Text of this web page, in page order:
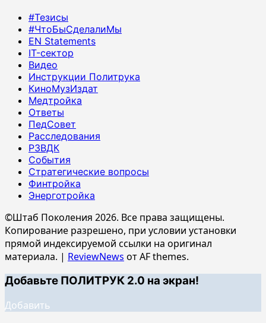
#Тезисы
#ЧтоБыСделалиМы
EN Statements
IT-сектор
Видео
Инструкции Политрука
КиноМузИздат
Медтройка
Ответы
ПедСовет
Расследования
РЗВДК
События
Стратегические вопросы
Финтройка
Энерготройка
©Штаб Поколения 2026. Все права защищены.
Копирование разрешено, при условии установки
прямой индексируемой ссылки на оригинал
материала. | ReviewNews от AF themes.
Добавьте ПОЛИТРУК 2.0 на экран!
Добавить